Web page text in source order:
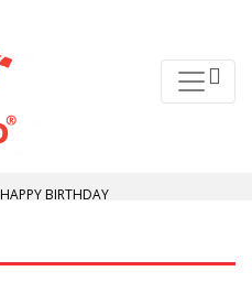
HAPPY BIRTHDAY